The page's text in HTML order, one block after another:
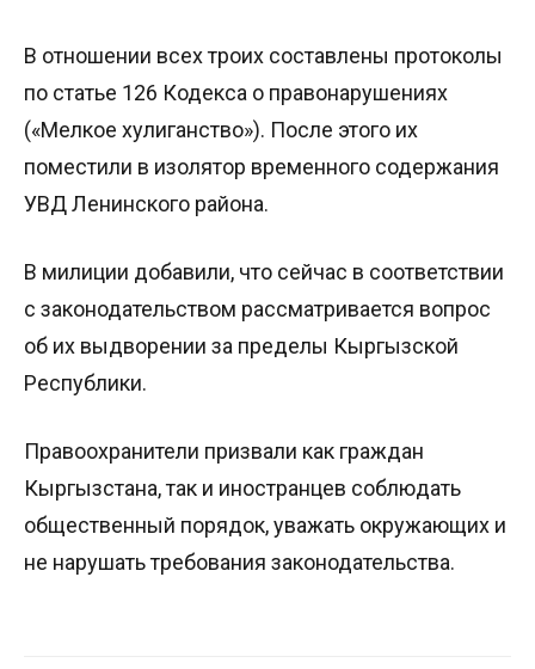
В отношении всех троих составлены протоколы
по статье 126 Кодекса о правонарушениях
(«Мелкое хулиганство»). После этого их
поместили в изолятор временного содержания
УВД Ленинского района.
В милиции добавили, что сейчас в соответствии
с законодательством рассматривается вопрос
об их выдворении за пределы Кыргызской
Республики.
Правоохранители призвали как граждан
Кыргызстана, так и иностранцев соблюдать
общественный порядок, уважать окружающих и
не нарушать требования законодательства.